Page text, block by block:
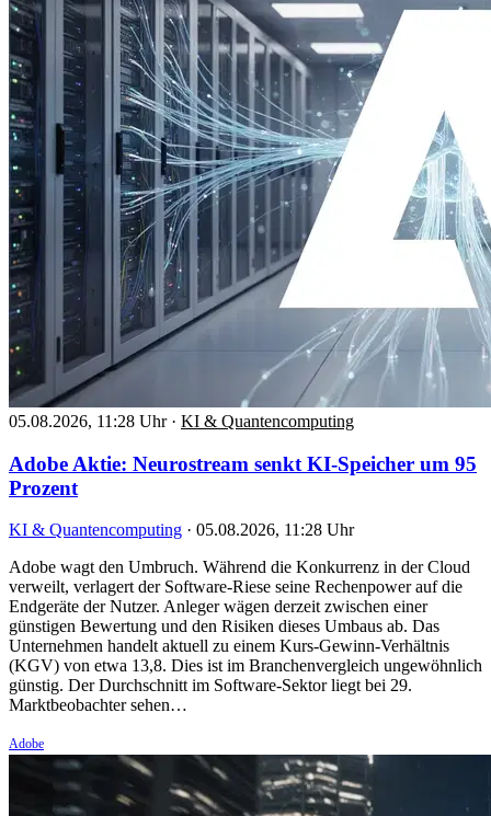
05.08.2026, 11:28 Uhr · KI & Quantencomputing
Adobe Aktie: Neurostream senkt KI-Speicher um 95
Prozent
KI & Quantencomputing · 05.08.2026, 11:28 Uhr
Adobe wagt den Umbruch. Während die Konkurrenz in der Cloud
verweilt, verlagert der Software-Riese seine Rechenpower auf die
Endgeräte der Nutzer. Anleger wägen derzeit zwischen einer
günstigen Bewertung und den Risiken dieses Umbaus ab. Das
Unternehmen handelt aktuell zu einem Kurs-Gewinn-Verhältnis
(KGV) von etwa 13,8. Dies ist im Branchenvergleich ungewöhnlich
günstig. Der Durchschnitt im Software-Sektor liegt bei 29.
Marktbeobachter sehen…
Adobe